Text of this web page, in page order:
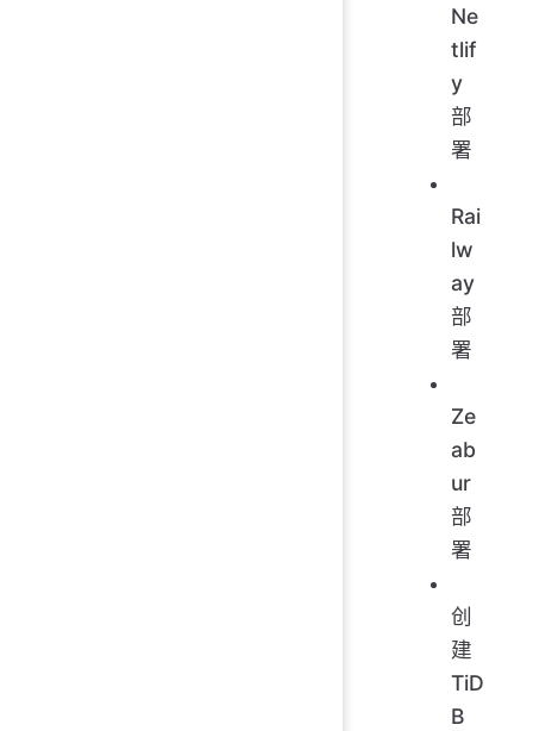
Ne
tlif
y
部
署
Rai
lw
ay
部
署
Ze
ab
ur
部
署
创
建
TiD
B